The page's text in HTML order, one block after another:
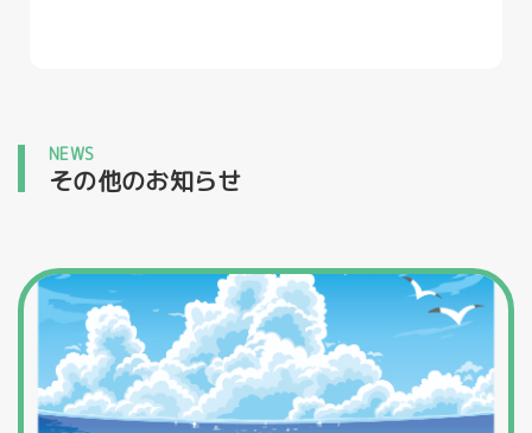
NEWS
その他のお知らせ